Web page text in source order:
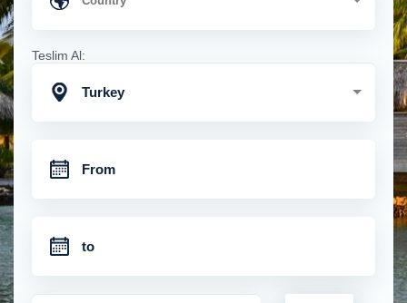
Teslim Al:
Turkey